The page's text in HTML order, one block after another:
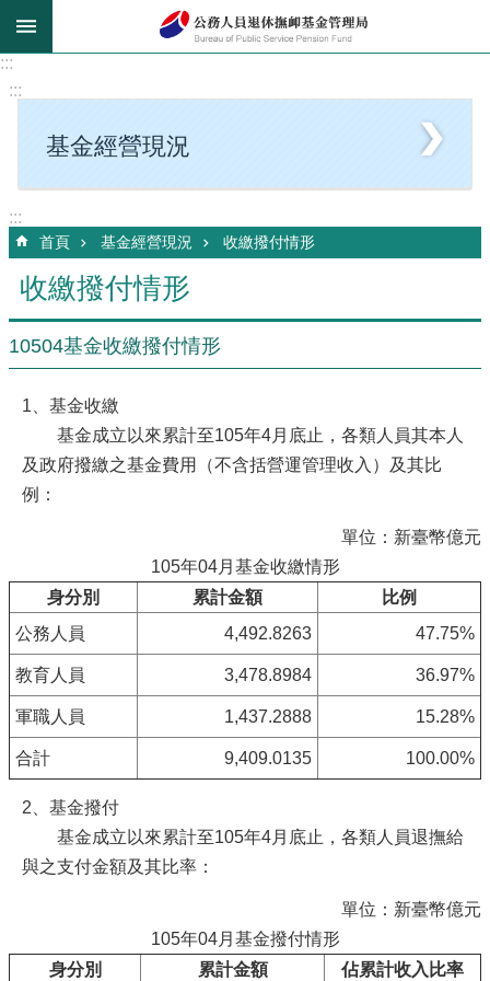
跳到主要內容區塊
:::
:::
基金經營現況
:::
首頁 基金經營現況 收繳撥付情形
收繳撥付情形
10504基金收繳撥付情形
1、基金收繳
基金成立以來累計至105年4月底止，各類人員其本人
及政府撥繳之基金費用（不含括營運管理收入）及其比
例：
單位：新臺幣億元
105年04月基金收繳情形
身分別
累計金額
比例
公務人員
4,492.8263 47.75%
教育人員 3,478.8984 36.97%
軍職人員 1,437.2888 15.28%
合計 9,409.0135 100.00%
2、基金撥付
基金成立以來累計至105年4月底止，各類人員退撫給
與之支付金額及其比率：
單位：新臺幣億元
105年04月基金撥付情形
身分別
累計金額 佔累計收入比率